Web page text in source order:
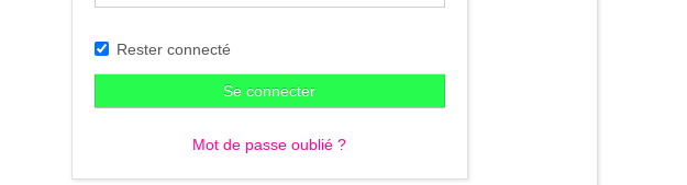
Rester connecté
Se connecter
Mot de passe oublié ?